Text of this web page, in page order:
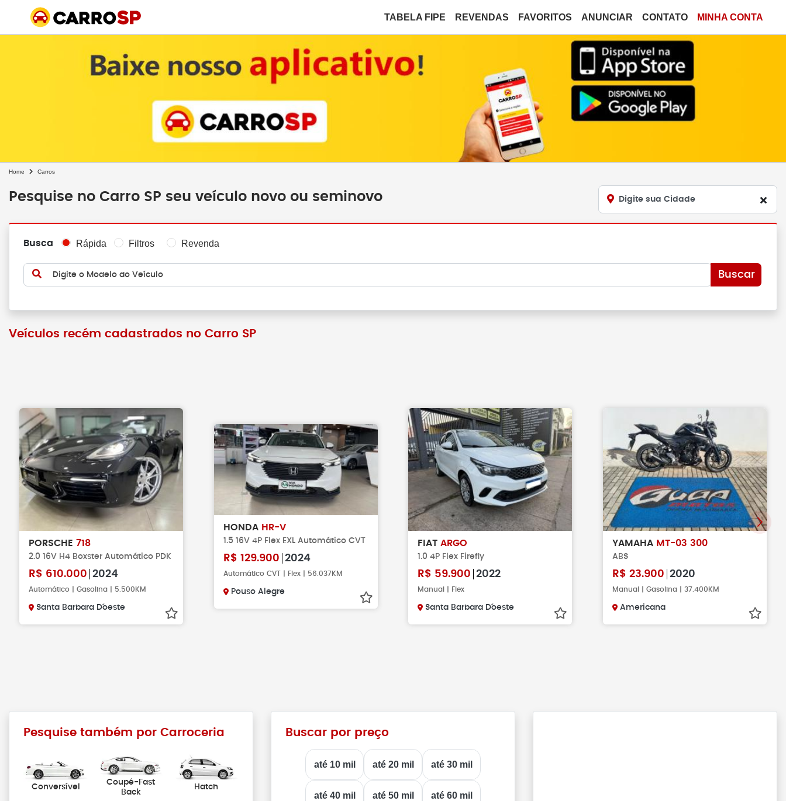
TABELA FIPE REVENDAS FAVORITOS ANUNCIAR CONTATO MINHA CONTA
Home Carros
Pesquise no Carro SP seu veículo novo ou seminovo Digite sua Cidade
Busca Rápida Filtros Revenda
Digite o Modelo do Veículo Buscar
Veículos recém cadastrados no Carro SP
PORSCHE718
2.0 16V H4 Boxster Automático PDK
R$ 610.000 2024
Automático | Gasolina | 5.500KM
Santa Barbara D´oeste
HONDA HR-V
1.5 16V 4P Flex EXL Automático CVT
R$ 129.900 2024
Automático CVT | Flex | 56.037KM
Pouso Alegre
FIATARGO
1.0 4P Flex Firefly
R$ 59.900 2022
Manual | Flex
Santa Barbara D´oeste
YAMAHA MT-03 300
ABS
R$ 23.900 2020
Manual | Gasolina | 37.400KM
Americana
Pesquise também por Carroceria
Conversível
Coupé-Fast
Back
Hatch
Buscar por preço
até 10 mil até 20 mil até 30 mil
até 40 mil até 50 mil até 60 mil